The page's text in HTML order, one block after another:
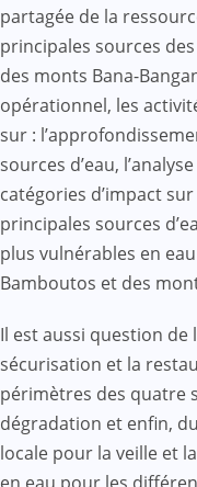
partagée de la
principales sources
des monts Bana-
opérationnel, les
sur :
sources d’eau,
catégories d’impact
principales sources
plus vulnérables en
Bamboutos et des
Il est aussi question
sécurisation et la
périmètres des quatre
dégradation et enfin,
locale pour la veille et
en eau pour les